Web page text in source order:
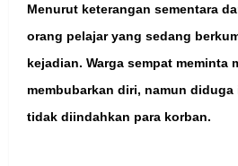
Menurut keterangan sementara
orang pelajar yang sedang
kejadian. Warga sempat meminta
membubarkan diri, namun
tidak diindahkan para korban.